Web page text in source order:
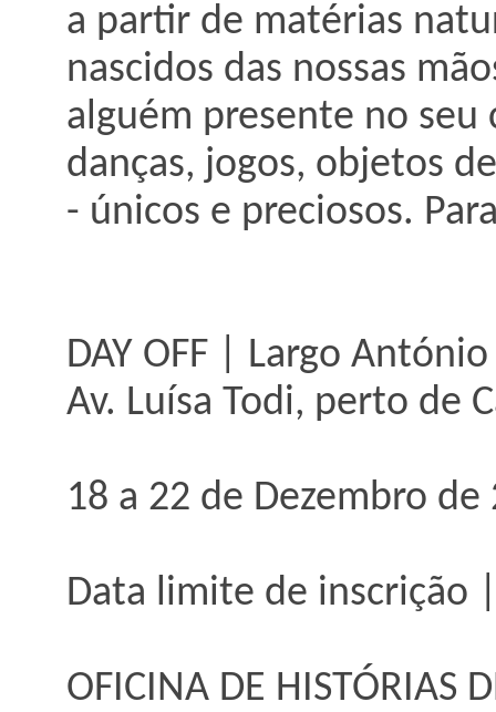
a partir de matérias
nascidos das nossas
alguém presente no seu
danças, jogos, objetos
- únicos e preciosos.
DAY OFF | Largo
Av. Luísa Todi, perto de
18 a 22 de Dezembro
Data limite de inscrição
OFICINA DE HISTÓRIAS